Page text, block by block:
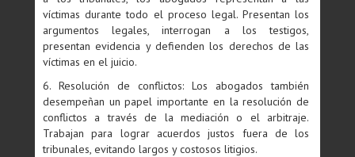
víctimas durante todo el proceso legal. Presentan los
argumentos legales, interrogan a los testigos,
presentan evidencia y defienden los derechos de las
víctimas en el juicio.
6. Resolución de conflictos: Los abogados también
desempeñan un papel importante en la resolución de
conflictos a través de la mediación o el arbitraje.
Trabajan para lograr acuerdos justos fuera de los
tribunales, evitando largos y costosos litigios.